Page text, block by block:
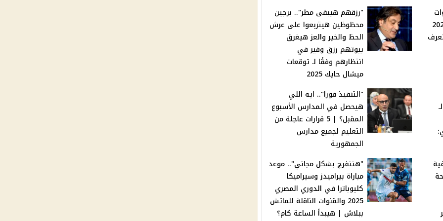
الموحد 2025
"رزقهم هيبقى مطر".. برجين
محظوظين هيتربعوا على عرش
الحظ والخير والعز هيغرق
بيوتهم رزق وفير في
انتظارهم وفقًا لـ توقعات
ميشال حايك 2025
"التنفيذ فورا".. ايه اللي
هيحصل في المدارس الأسبوع
المقبل؟ | 5 قرارات عاجلة من
التعليم لجميع مدارس
الجمهورية
"هتتفرج بشكل مجاني".. موعد
مباراة بيراميدز وسيراميكا
كليوباترا في الدوري المصري
2025 والقنوات الناقلة للماتش
ببلاش | هيبدأ الساعة كام؟